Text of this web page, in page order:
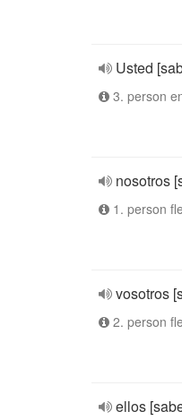
Usted
3. person
nosotros
1. person
vosotros
2. person
ellos